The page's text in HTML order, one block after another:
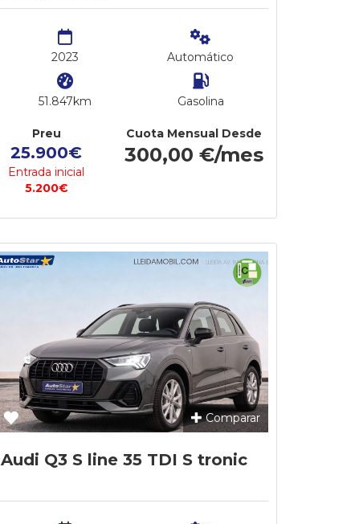
2023
51.847km
Automático
Gasolina
Preu
25.900€
Entrada inicial
5.200€
Cuota Mensual Desde
300,00 €/mes
Comparar
Audi Q3 S line 35 TDI S tronic